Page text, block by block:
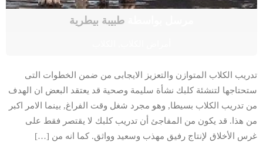
طبيبة بيطرية
تدريب الكلاب المتوازن والتعزيز الايجابى من ضمن الخطوات التى
ستحتاجها لتنشئة كلبك نشأة سليمة وصحية قد يعتقد البعض ان الهدف
من تدريب الكلاب بسيطا, وهو مجرد شغل وقت الفراغ, بينما الامر اكبر
من هذا. قد يكون من المفاجئ أن تدريب كلبك لا يقتصر فقط على
غرس الأخلاق لإنتاج رفيق مهذب وسعيد وواثق. كما انه من […]